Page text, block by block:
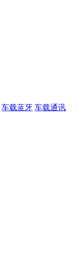
车载蓝牙 车载通讯